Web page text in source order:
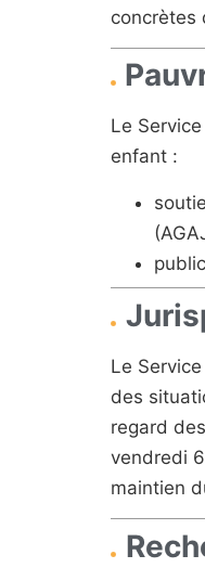
concrètes
Le
enfant :
Le
des
regard
vendredi
maintien